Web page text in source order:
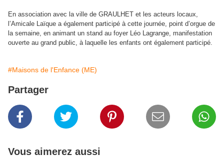
En association avec la ville de GRAULHET et les acteurs locaux,
l’Amicale Laïque a également participé à cette journée, point d’orgue de
la semaine, en animant un stand au foyer Léo Lagrange, manifestation
ouverte au grand public, à laquelle les enfants ont également participé.
#Maisons de l'Enfance (ME)
Partager
Vous aimerez aussi